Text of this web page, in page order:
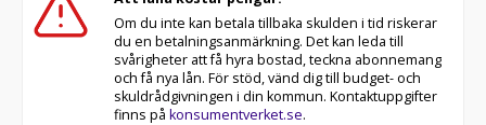
Om du inte kan betala tillbaka skulden i tid riskerar
du en betalningsanmärkning. Det kan leda till
svårigheter att få hyra bostad, teckna abonnemang
och få nya lån. För stöd, vänd dig till budget- och
skuldrådgivningen i din kommun. Kontaktuppgifter
finns på konsumentverket.se.